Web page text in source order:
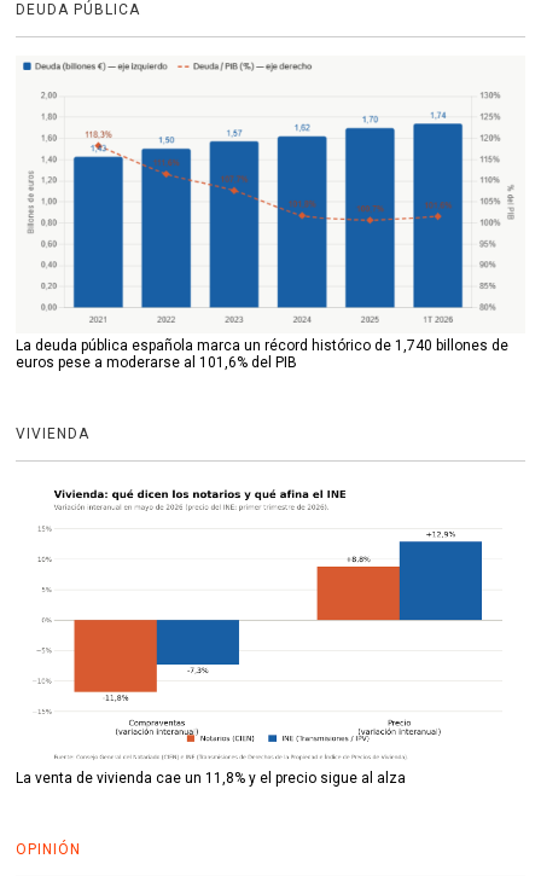
DEUDA PÚBLICA
La deuda pública española marca un récord histórico de 1,740 billones de
euros pese a moderarse al 101,6% del PIB
VIVIENDA
La venta de vivienda cae un 11,8% y el precio sigue al alza
OPINIÓN